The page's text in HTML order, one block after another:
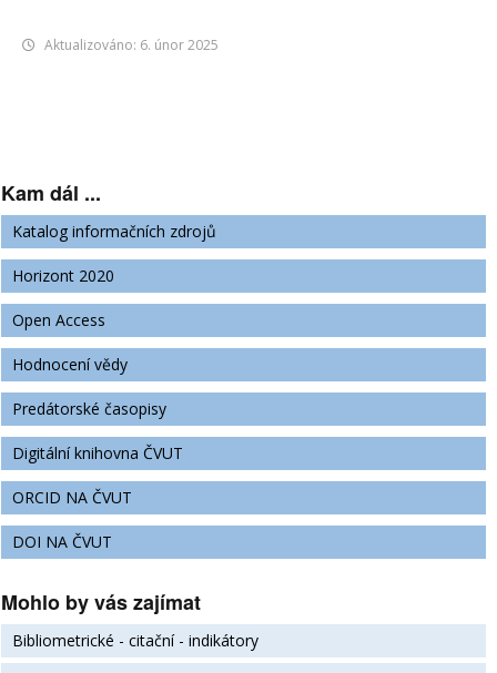
Aktualizováno: 6. únor 2025
Kam dál ...
Katalog informačních zdrojů
Horizont 2020
Open Access
Hodnocení vědy
Predátorské časopisy
Digitální knihovna ČVUT
ORCID NA ČVUT
DOI NA ČVUT
Mohlo by vás zajímat
Bibliometrické - citační - indikátory